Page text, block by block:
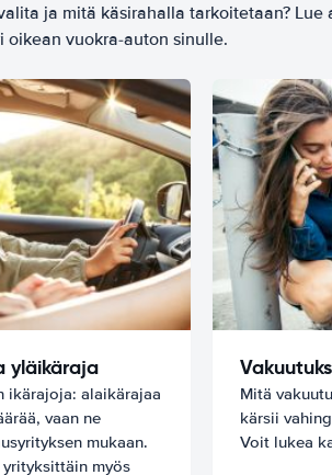
ja mitä käsirahalla tarkoitetaan?
vuokra-auton sinulle.
yläikäraja
ikärajoja: alaikärajaa
vaan ne
mukaan.
myös
Mitä
kärsii
Voit lukea